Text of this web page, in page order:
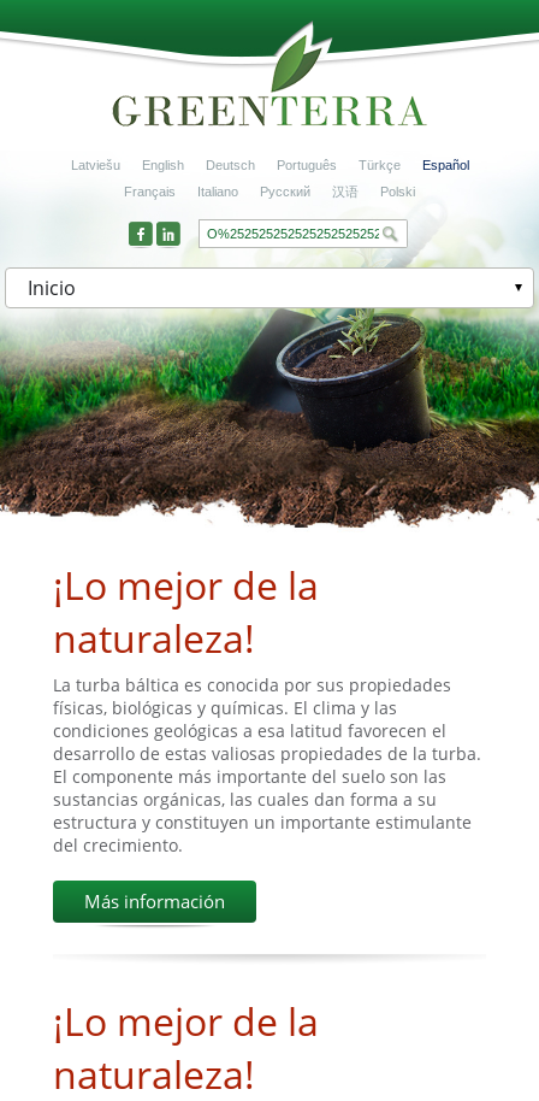
Latviešu English Deutsch Português Türkçe
Español
Français
Italiano Русский 汉语 Polski
Inicio
¡Lo mejor de la
naturaleza!
La turba báltica es conocida por sus propiedades
físicas, biológicas y químicas. El clima y las
condiciones geológicas a esa latitud favorecen el
desarrollo de estas valiosas propiedades de la turba.
El componente más importante del suelo son las
sustancias orgánicas, las cuales dan forma a su
estructura y constituyen un importante estimulante
del crecimiento.
Más información
¡Lo mejor de la
naturaleza!